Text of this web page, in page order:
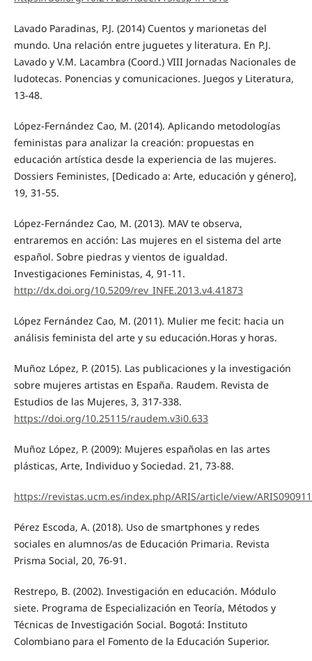
Lavado Paradinas, P.J. (2014) Cuentos y marionetas del
mundo. Una relación entre juguetes y literatura. En P.J.
Lavado y V.M. Lacambra (Coord.) VIII Jornadas Nacionales de
ludotecas. Ponencias y comunicaciones. Juegos y Literatura,
13-48.
López-Fernández Cao, M. (2014). Aplicando metodologías
feministas para analizar la creación: propuestas en
educación artística desde la experiencia de las mujeres.
Dossiers Feministes, [Dedicado a: Arte, educación y género],
19, 31-55.
López-Fernández Cao, M. (2013). MAV te observa,
entraremos en acción: Las mujeres en el sistema del arte
español. Sobre piedras y vientos de igualdad.
Investigaciones Feministas, 4, 91-11.
http://dx.doi.org/10.5209/rev_INFE.2013.v4.41873
López Fernández Cao, M. (2011). Mulier me fecit: hacia un
análisis feminista del arte y su educación.Horas y horas.
Muñoz López, P. (2015). Las publicaciones y la investigación
sobre mujeres artistas en España. Raudem. Revista de
Estudios de las Mujeres, 3, 317-338.
https://doi.org/10.25115/raudem.v3i0.633
Muñoz López, P. (2009): Mujeres españolas en las artes
plásticas, Arte, Individuo y Sociedad. 21, 73-88.
https://revistas.ucm.es/index.php/ARIS/article/view/
Pérez Escoda, A. (2018). Uso de smartphones y redes
sociales en alumnos/as de Educación Primaria. Revista
Prisma Social, 20, 76-91.
Restrepo, B. (2002). Investigación en educación. Módulo
siete. Programa de Especialización en Teoría, Métodos y
Técnicas de Investigación Social. Bogotá: Instituto
Colombiano para el Fomento de la Educación Superior.